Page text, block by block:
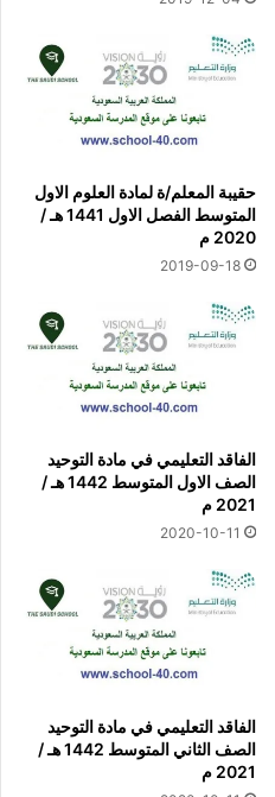
حقيبة المعلم/ة لمادة العلوم الاول
المتوسط الفصل الاول 1441 هـ /
2020 م
2019-09-18
الفاقد التعليمي في مادة التوحيد
الصف الاول المتوسط 1442 هـ /
2021 م
2020-10-11
الفاقد التعليمي في مادة التوحيد
الصف الثاني المتوسط 1442 هـ /
2021 م